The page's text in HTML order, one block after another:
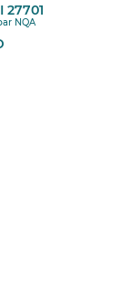
27701
NQA